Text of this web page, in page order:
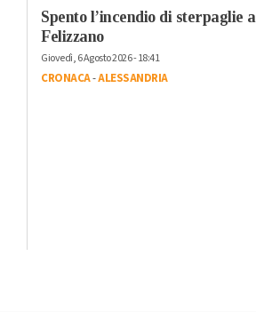
Spento l’incendio di sterpaglie a
Felizzano
Giovedì, 6 Agosto 2026 - 18:41
CRONACA-ALESSANDRIA